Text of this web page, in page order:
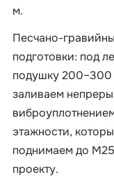
м.
Песчано-
подготовки: под
подушку
заливаем
этажности,
поднимаем до
проекту.